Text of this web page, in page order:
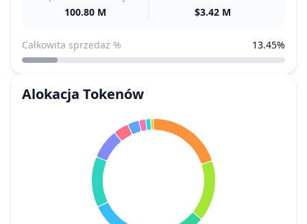
100.80 M
$3.42 M
Całkowita sprzedaż % 13.45%
Alokacja Tokenów